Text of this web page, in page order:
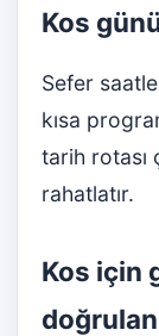
Kos
Sefer
kısa
tarih rotası
rahatlatır.
Kos için